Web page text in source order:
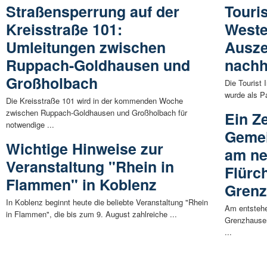
Straßensperrung auf der
Kreisstraße 101:
Umleitungen zwischen
Ruppach-Goldhausen und
Großholbach
Die Kreisstraße 101 wird in der kommenden Woche
zwischen Ruppach-Goldhausen und Großholbach für
notwendige ...
Wichtige Hinweise zur
Veranstaltung "Rhein in
Flammen" in Koblenz
In Koblenz beginnt heute die beliebte Veranstaltung "Rhein
in Flammen", die bis zum 9. August zahlreiche ...
Die Tourist
wurde als
Ein
am
Am
...